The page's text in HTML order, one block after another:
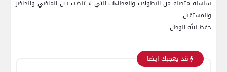
سلسلة متصلة من البطولات والعطاءات التي لا تنضب بين الماضي والحاضر
والمستقبل.
حفظ الله الوطن
قد يعجبك ايضا